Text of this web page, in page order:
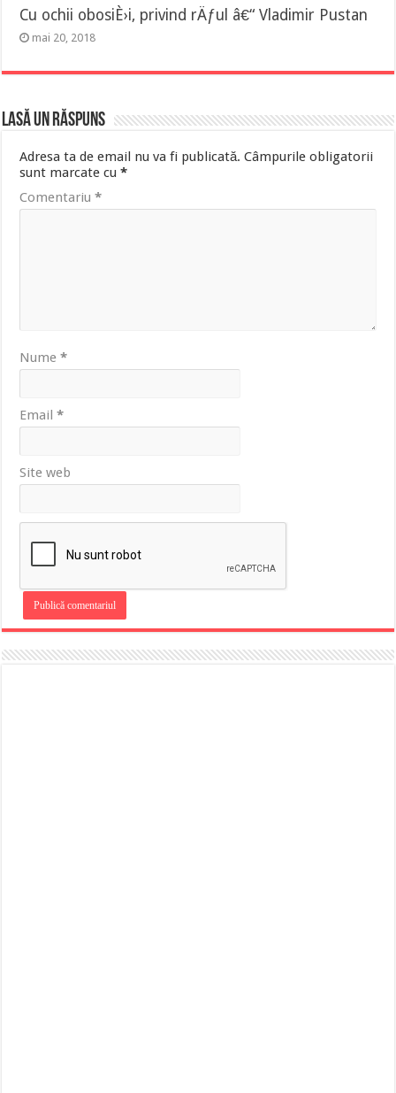
Cu ochii obosiÈ›i, privind rÄƒul â€“ Vladimir Pustan
mai 20, 2018
Lasă un răspuns
Adresa ta de email nu va fi publicată. Câmpurile obligatorii
sunt marcate cu*
Comentariu*
Nume*
Email*
Site web